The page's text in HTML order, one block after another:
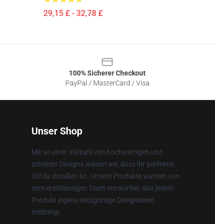
29,15 £ - 32,78 £
100% Sicherer Checkout
PayPal / MasterCard / Visa
Unser Shop
Mit so einer Vielzahl von hochwertigen und
schönen Designs wissen wir, dass Ihr perfekter
Stil da draußen ist. Unsere Produkte wurden von
dem erstklassigen Team entworfen, das jedem
Produkt eigene einzigartige Designideen
mitbringt.